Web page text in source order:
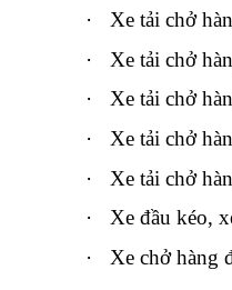
·
Xe tải chở
·
Xe tải chở
·
Xe tải chở
·
Xe tải chở
·
Xe tải chở
·
Xe đầu kéo,
·
Xe chở hàng